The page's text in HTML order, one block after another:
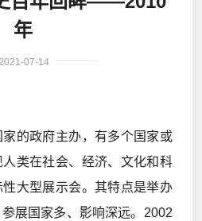
年
07-14
的政府主办，有多个国家或
类在社会、经济、文化和科
大型展示会。其特点是举办
展国家多、影响深远。2002